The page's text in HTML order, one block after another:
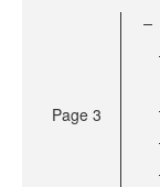
Page 3